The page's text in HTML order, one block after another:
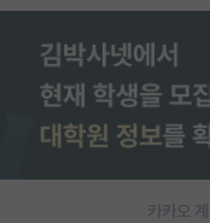
장학금/장학생 게시
학술 정보 게시판
카카오